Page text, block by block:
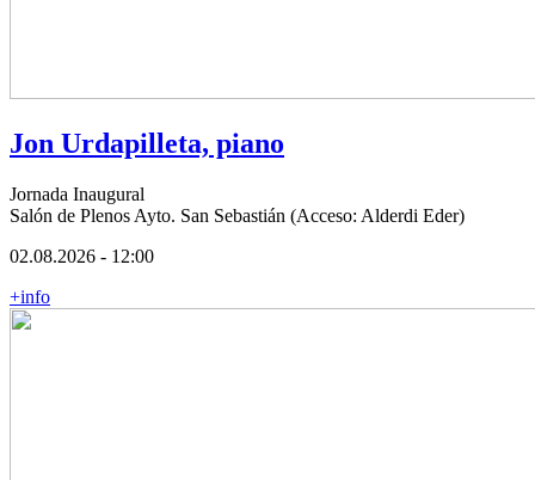
Jon Urdapilleta, piano
Jornada Inaugural
Salón de Plenos Ayto. San Sebastián (Acceso: Alderdi Eder)
02.08.2026 - 12:00
+info